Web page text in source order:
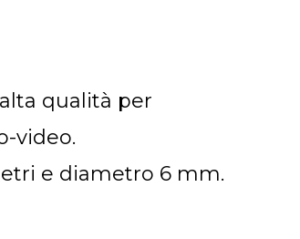
alta qualità per
video.
e diametro 6 mm.